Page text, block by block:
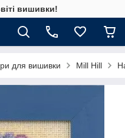
вишивки!
для вишивки Mill Hill